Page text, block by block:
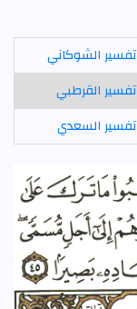
تفسير الشوكاني
تفسير القرطبي
تفسير السعدي